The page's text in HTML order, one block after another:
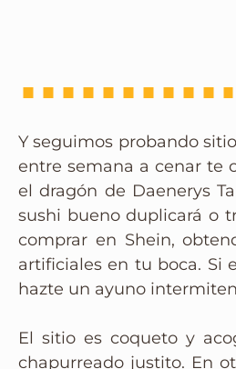
Se me
Por el
Contactar
Instagram
Y seguimos probando
entre semana a cenar te
el dragón de Daenerys
sushi bueno duplicará o
comprar en Shein,
artificiales en tu boca. Si
hazte un ayuno
El sitio es coqueto y
chapurreado justito. En